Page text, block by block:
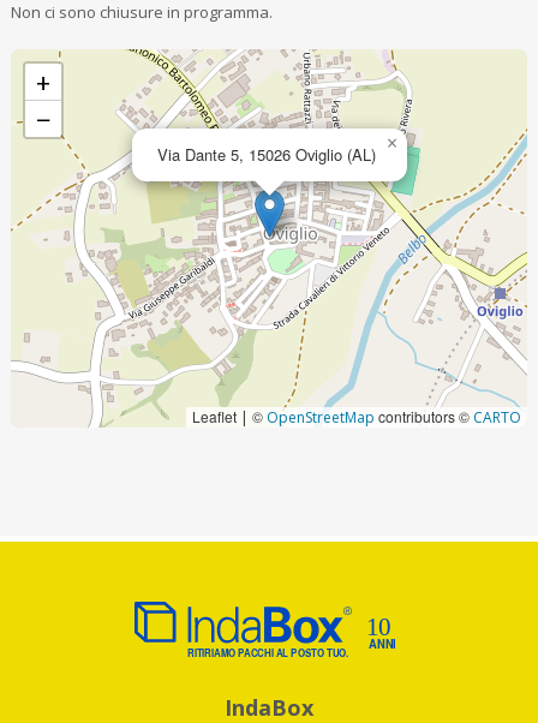
Non ci sono chiusure in programma.
Via Dante 5, 15026 Oviglio (AL) ×
+
−
Leaflet | © OpenStreetMap contributors © CARTO
IndaBox